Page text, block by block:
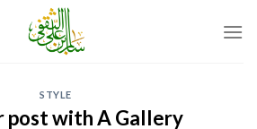
STYLE
post with A Gallery